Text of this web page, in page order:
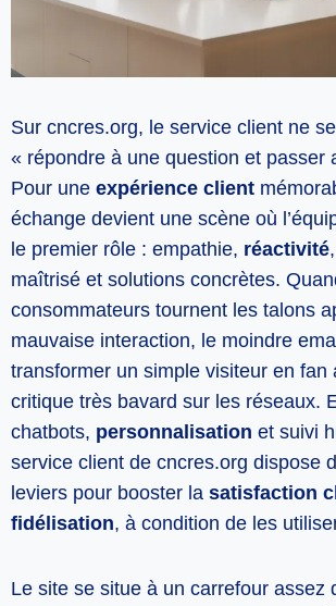
Sur cncres.org, le service client ne
« répondre à une question et passer
Pour uneexpérience client
échange devient une scène où
le premier rôle : empathie, réactivité
maîtrisé et solutions concrètes.
consommateurs tournent les talons
mauvaise interaction, le moindre
transformer un simple visiteur en
critique très bavard sur les réseaux.
chatbots, personnalisation et suivi
service client de cncres.org dispose
leviers pour booster lasatisfaction
fidélisation, à condition de les
Le site se situe à un carrefour assez